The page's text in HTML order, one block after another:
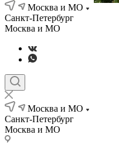
Москва и МО
Санкт-Петербург
Москва и МО
Москва и МО
Санкт-Петербург
Москва и МО